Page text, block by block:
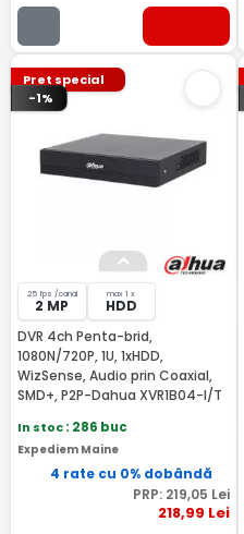
Pret special
-1%
25 fps /canal
2 MP
max 1 x
HDD
DVR 4ch Penta-brid,
1080N/720P, 1U, 1xHDD,
WizSense, Audio prin Coaxial,
SMD+, P2P-Dahua XVR1B04-I/T
In stoc: 286 buc
Expediem Maine
4 rate cu 0% dobândă
PRP: 219,05 Lei
218,99 Lei